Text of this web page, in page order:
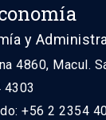
y
4860, Macul.
4303
+56 2 2354